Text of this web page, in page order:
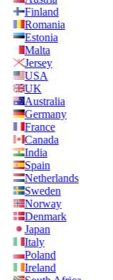
Finland
Romania
Estonia
Malta
Jersey
USA
UK
Australia
Germany
France
Canada
India
Spain
Netherlands
Sweden
Norway
Denmark
Japan
Italy
Poland
Ireland